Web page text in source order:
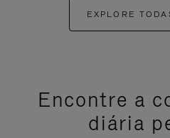
EXPLORE
Encontre a
diária